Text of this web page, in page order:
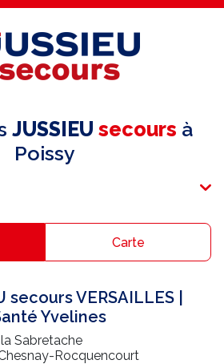
JUSSIEU secours à
Poissy
Carte
secours VERSAILLES |
Yvelines
Sabretache
Rocquencourt